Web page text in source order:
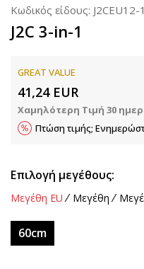
Κωδικός είδους:
J2C 3-in-1
GREAT VALUE
41,24 EUR
Χαμηλότερη Τιμή 30
Πτώση τιμής;
Επιλογή μεγέθους:
Μεγέθη EU Μεγέθη
60cm